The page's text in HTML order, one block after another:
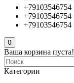
+79103546754
+79103546754
+79103546754
0
Ваша корзина пуста!
Категории